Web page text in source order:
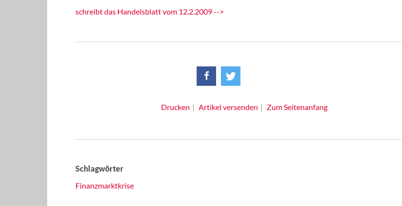
schreibt das Handelsblatt vom 12.2.2009 -->
Drucken Artikel versenden Zum Seitenanfang
Schlagwörter
Finanzmarktkrise